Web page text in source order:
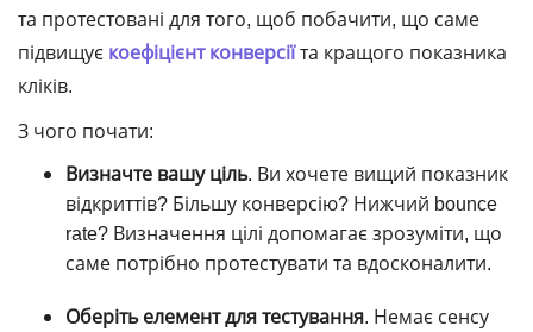
та протестовані для того, щоб побачити, що саме
підвищує коефіцієнт конверсіїта кращого показника
кліків.
З чого почати:
Визначте вашу ціль. Ви хочете вищий показник
відкриттів? Більшу конверсію? Нижчий bounce
rate? Визначення цілі допомагає зрозуміти, що
саме потрібно протестувати та вдосконалити.
Оберіть елемент для тестування. Немає сенсу